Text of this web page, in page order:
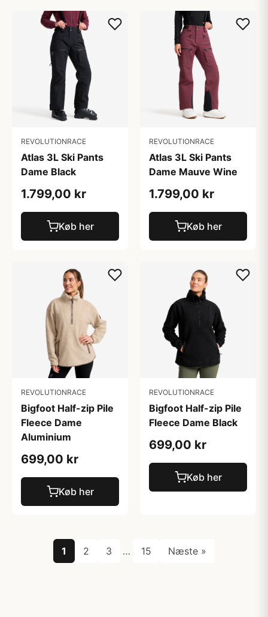
REVOLUTIONRACE
Atlas 3L Ski Pants
Dame Black
1.799,00 kr
Køb her
REVOLUTIONRACE
Atlas 3L Ski Pants
Dame Mauve Wine
1.799,00 kr
Køb her
REVOLUTIONRACE
Bigfoot Half-zip Pile
Fleece Dame
Aluminium
699,00 kr
Køb her
REVOLUTIONRACE
Bigfoot Half-zip Pile
Fleece Dame Black
699,00 kr
Køb her
1 2 3 … 15 Næste »